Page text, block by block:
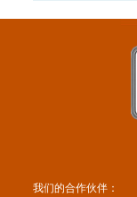
我们的合作伙伴：